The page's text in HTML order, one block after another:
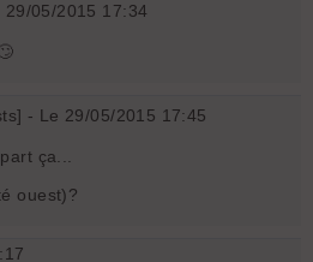
29/05/2015 17:34
- Le 29/05/2015 17:45
ça...
ouest)?